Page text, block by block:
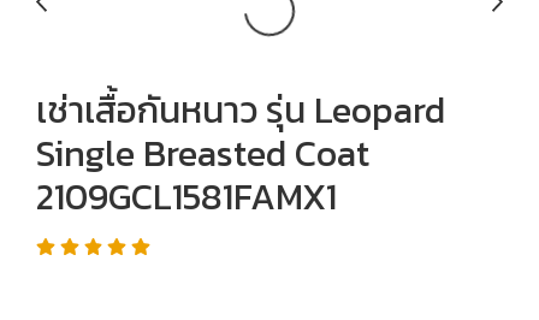
เช่าเสื้อกันหนาว รุ่น Leopard
Single Breasted Coat
2109GCL1581FAMX1